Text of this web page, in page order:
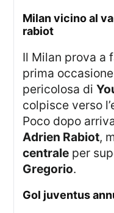
milan vicino al vantaggio con fofana e
rabiot
Il Milan prova a farsi sentire per primo. La
prima
pericolosa di
colpisce verso
Poco dopo
Adrien Rabiot,
centrale per
Gregorio.
gol juventus